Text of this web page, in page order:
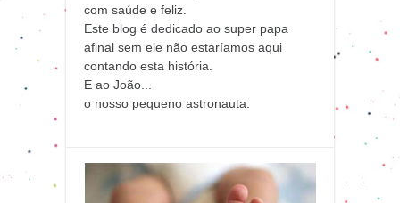
com saúde e feliz.
Este blog é dedicado ao super papa
afinal sem ele não estaríamos aqui
contando esta história.
E ao João...
o nosso pequeno astronauta.